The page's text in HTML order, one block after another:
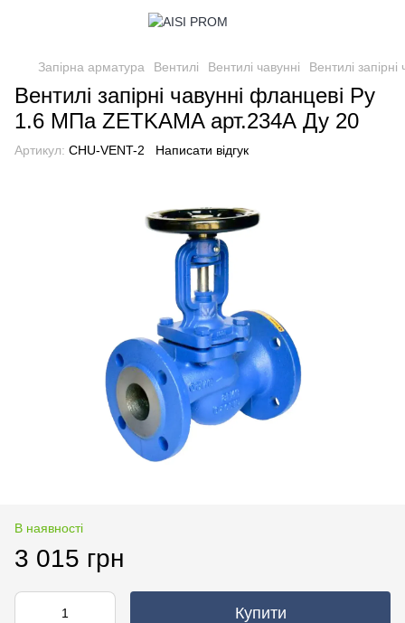
Запірна арматура Вентилі Вентилі чавунні Вентилі
Вентилі запірні чавунні фланцеві Ру
1.6 МПа ZETKAMA арт.234А Ду 20
Артикул: CHU-VENT-2 Написати відгук
В наявності
3 015 грн
Купити